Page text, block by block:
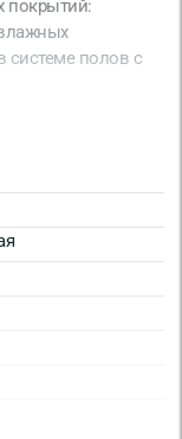
покрытий:
полов с
стыковых
работ по
ГидроЛенту.